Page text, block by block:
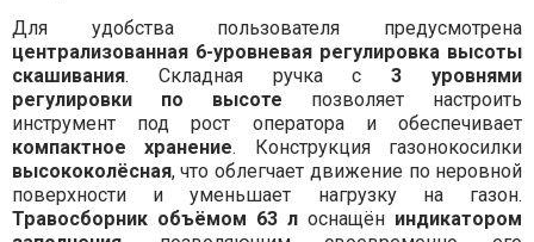
Для удобства пользователя предусмотрена
централизованная 6-уровневая регулировка высоты
скашивания. Складная ручка с3 уровнями
регулировки по высоте позволяет настроить
инструмент под рост оператора и обеспечивает
компактное хранение. Конструкция газонокосилки
высококолёсная, что облегчает движение по неровной
поверхности и уменьшает нагрузку на газон.
Травосборник объёмом 63 л оснащён индикатором